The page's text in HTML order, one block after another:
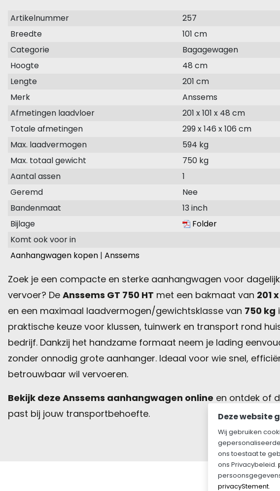
Artikelnummer
257
Breedte
101 cm
Categorie
Bagagewagen
Hoogte
48 cm
Lengte
201 cm
Merk
Anssems
Afmetingen laadvloer
201 x 101 x 48 cm
Totale afmetingen
299 x 146 x 106 cm
Max. laadvermogen
594 kg
Max. totaal gewicht
750 kg
Aantal assen
1
Geremd
Nee
Bandenmaat
13 inch
Bijlage
Folder
Komt ook voor in
Aanhangwagen kopen| Anssems
Zoek je een compacte en sterke aanhangwagen voor
vervoer? De Anssems GT 750 HT met een bakmaat van 201
en een maximaal laadvermogen/gewichtsklasse van 750 kg
praktische keuze voor klussen, tuinwerk en transport rond
bedrijf. Dankzij het handzame formaat neem je lading
zonder onnodig grote aanhanger. Ideaal voor wie snel,
betrouwbaar wil vervoeren.
Bekijk deze Anssems aanhangwagen online en ontdek of
past bij jouw transportbehoefte.
Deze website
Wij gebruiken
ons toestaat te
ons Privacybeleid.
privacyStement.